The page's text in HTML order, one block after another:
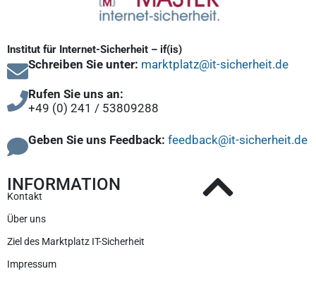
Institut für Internet-Sicherheit – if(is)
Schreiben Sie unter: marktplatz@it-sicherheit.de
Rufen Sie uns an:
+49 (0) 241 / 53809288
Geben Sie uns Feedback: feedback@it-sicherheit.de
INFORMATION
Kontakt
Über uns
Ziel des Marktplatz IT-Sicherheit
Impressum